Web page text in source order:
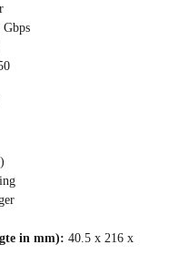
Gbps
in mm): 40.5 x 216 x